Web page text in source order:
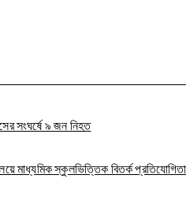
সংঘর্ষে ৯ জন নিহত
মাধ্যমিক স্কুলভিত্তিক বিতর্ক